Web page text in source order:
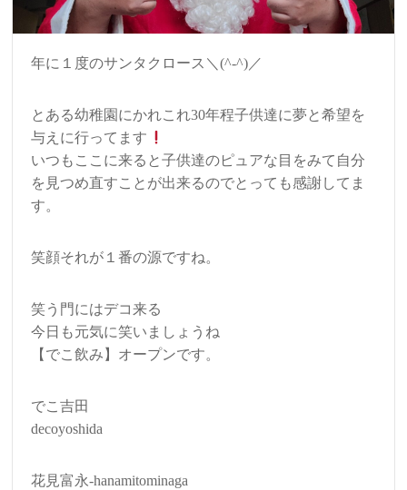
年に１度のサンタクロース＼(^-^)／
とある幼稚園にかれこれ30年程子供達に夢と希望を
与えに行ってます
いつもここに来ると子供達のピュアな目をみて自分
を見つめ直すことが出来るのでとっても感謝してま
す。
笑顔それが１番の源ですね。
笑う門にはデコ来る
今日も元気に笑いましょうね
【でこ飲み】オープンです。
でこ吉田
decoyoshida
花見富永-hanamitominaga